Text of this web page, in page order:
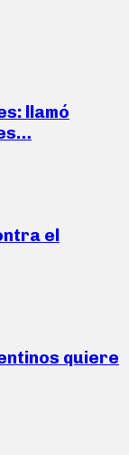
llamó
el
quiere